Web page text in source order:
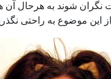
شوند به هرحال آن ها
این موضوع به راحتی